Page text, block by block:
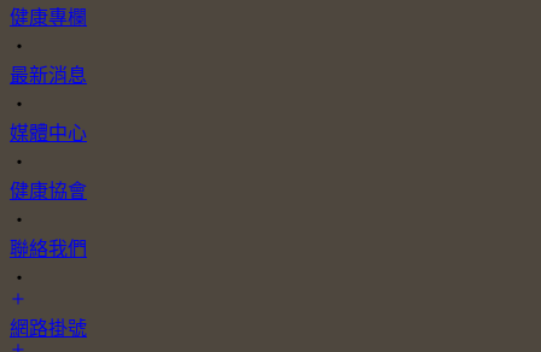
健康專欄
・
最新消息
・
媒體中心
・
健康協會
・
聯絡我們
・
網路掛號